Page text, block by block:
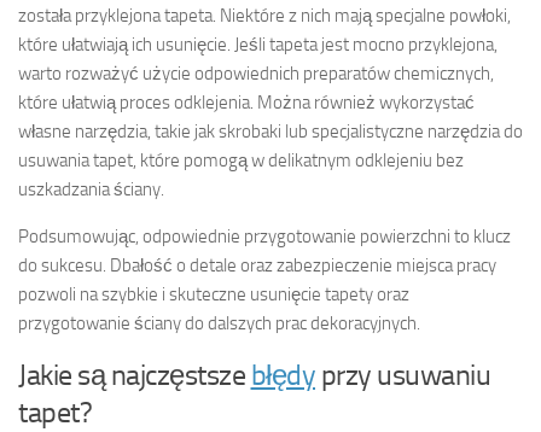
została przyklejona tapeta. Niektóre z nich mają specjalne powłoki,
które ułatwiają ich usunięcie. Jeśli tapeta jest mocno przyklejona,
warto rozważyć użycie odpowiednich preparatów chemicznych,
które ułatwią proces odklejenia. Można również wykorzystać
własne narzędzia, takie jak skrobaki lub specjalistyczne narzędzia do
usuwania tapet, które pomogą w delikatnym odklejeniu bez
uszkadzania ściany.
Podsumowując, odpowiednie przygotowanie powierzchni to klucz
do sukcesu. Dbałość o detale oraz zabezpieczenie miejsca pracy
pozwoli na szybkie i skuteczne usunięcie tapety oraz
przygotowanie ściany do dalszych prac dekoracyjnych.
Jakie są najczęstsze błędy przy usuwaniu
tapet?